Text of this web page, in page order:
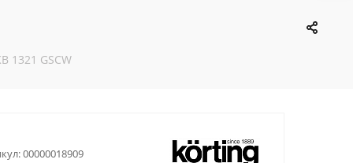
1321 GSCW
00000018909